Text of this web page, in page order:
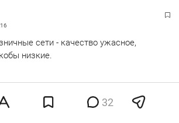
сети - качество ужасное,
низкие.
Ответить 32